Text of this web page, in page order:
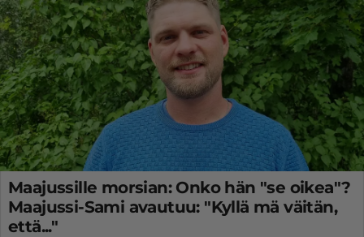
Maajussille morsian: Onko hän "se oikea"?
Maajussi-Sami avautuu: "Kyllä mä väitän,
että..."